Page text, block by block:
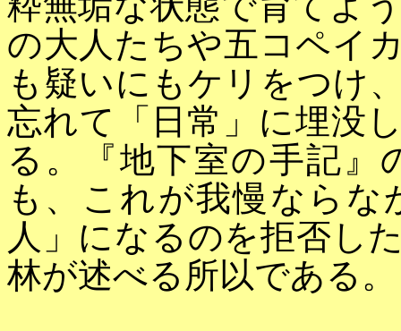
の大人たちや五コペイ
も疑いにもケリをつけ
忘れて「日常」に埋没
る。『地下室の手記』
も、これが我慢なら
人」になるのを拒否し
林が述べる所以である。